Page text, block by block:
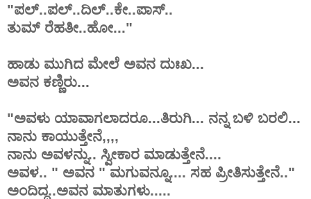
"ಪಲ್..ಪಲ್..ದಿಲ್..ಕೇ..ಪಾಸ್..
ತುಮ್ ರೆಹತೀ..ಹೋ..."
ಹಾಡು ಮುಗಿದ ಮೇಲೆ ಅವನ ದುಃಖ...
ಅವನ ಕಣ್ಣಿರು...
"ಅವಳು ಯಾವಾಗಲಾದರೂ...ತಿರುಗಿ... ನನ್ನ ಬಳಿ ಬರಲಿ...
ನಾನು ಕಾಯುತ್ತೇನೆ,,,,
ನಾನು ಅವಳನ್ನು.. ಸ್ವೀಕಾರ ಮಾಡುತ್ತೇನೆ....
ಅವಳ.. " ಅವನ " ಮಗುವನ್ನೂ.... ಸಹ ಪ್ರೀತಿಸುತ್ತೇನೆ.."
ಅಂದಿದ್ದ..ಅವನ ಮಾತುಗಳು.....